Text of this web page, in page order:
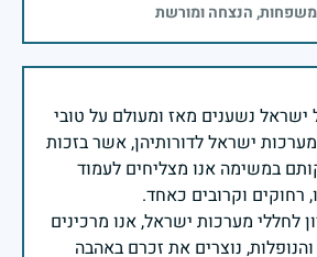
הנצחה ומורשת
נשענים מאז ומעולם על טובי
מערכות ישראל לדורותיהן, אשר בזכות
במשימה אנו מצליחים לעמוד
לחללי מערכות ישראל, אנו מרכינים
נוצרים את זכרם באהבה